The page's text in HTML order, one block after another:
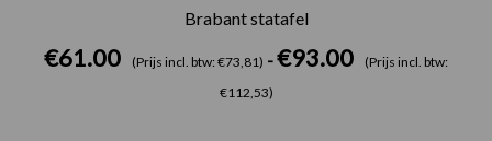
Brabant statafel
€61.00 (Prijs incl. btw: €73,81) -€93.00
(Prijs incl. btw:
€112,53)